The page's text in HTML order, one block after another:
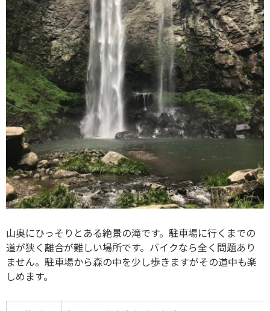
山奥にひっそりとある絶景の滝です。駐車場に行くまでの
道が狭く離合が難しい場所です。バイクなら全く問題あり
ません。駐車場から森の中を少し歩きますがその道中も楽
しめます。